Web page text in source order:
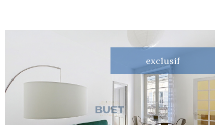
exclusif